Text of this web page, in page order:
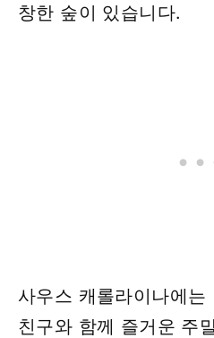
창한 숲이 있습니다.
사우스 캐롤라이나에
친구와 함께 즐거운 주